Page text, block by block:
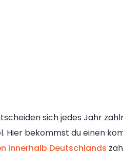
sich jedes Jahr
Hier bekommst du einen
innerhalb Deutschlands